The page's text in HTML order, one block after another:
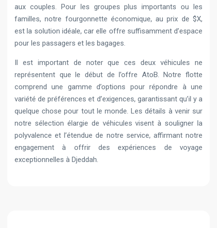
aux couples. Pour les groupes plus importants ou les
familles, notre fourgonnette économique, au prix de $X,
est la solution idéale, car elle offre suffisamment d’espace
pour les passagers et les bagages.
Il est important de noter que ces deux véhicules ne
représentent que le début de l’offre AtoB. Notre flotte
comprend une gamme d’options pour répondre à une
variété de préférences et d’exigences, garantissant qu’il y a
quelque chose pour tout le monde. Les détails à venir sur
notre sélection élargie de véhicules visent à souligner la
polyvalence et l’étendue de notre service, affirmant notre
engagement à offrir des expériences de voyage
exceptionnelles à Djeddah.